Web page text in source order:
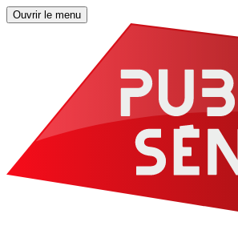
Ouvrir le menu